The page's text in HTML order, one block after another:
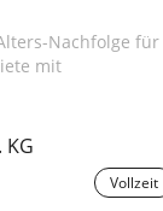
Nachfolge für
mit
KG
Vollzeit